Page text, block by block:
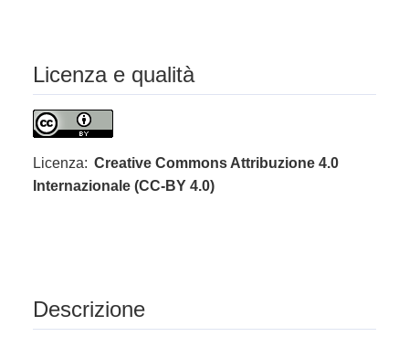
Licenza e qualità
Licenza: Creative Commons Attribuzione 4.0
Internazionale (CC-BY 4.0)
Descrizione